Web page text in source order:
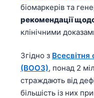
біомаркерів та
рекомендації щодо
клінічними
Згідно з Всесвітня
(ВООЗ), понад 2
страждають від
більшість із них